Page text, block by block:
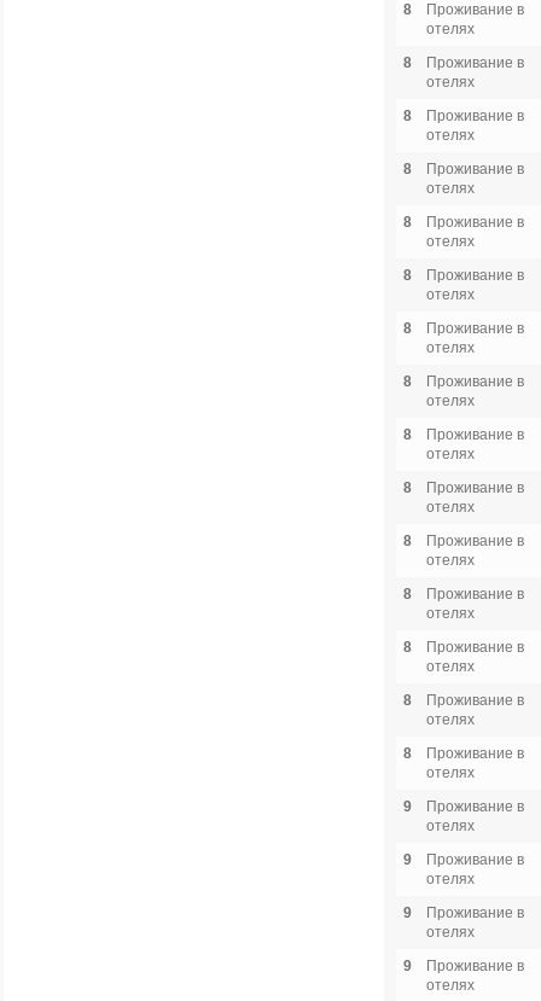
8
Проживание в
отелях
8
Проживание в
отелях
8
Проживание в
отелях
8
Проживание в
отелях
8
Проживание в
отелях
8
Проживание в
отелях
8
Проживание в
отелях
8
Проживание в
отелях
8
Проживание в
отелях
8
Проживание в
отелях
8
Проживание в
отелях
8
Проживание в
отелях
8
Проживание в
отелях
8
Проживание в
отелях
8
Проживание в
отелях
9
Проживание в
отелях
9
Проживание в
отелях
9
Проживание в
отелях
9
Проживание в
отелях